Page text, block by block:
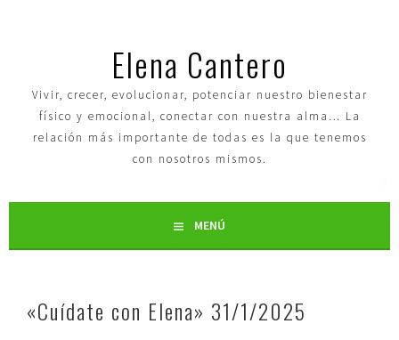
Elena Cantero
Vivir, crecer, evolucionar, potenciar nuestro bienestar
físico y emocional, conectar con nuestra alma… La
relación más importante de todas es la que tenemos
con nosotros mismos.
MENÚ
«Cuídate con Elena» 31/1/2025